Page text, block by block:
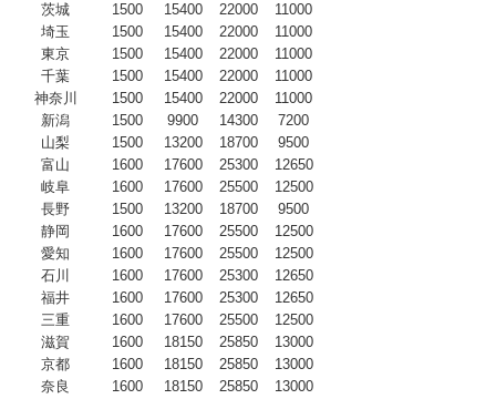
茨城
1500 15400 22000
11000
埼玉
1500 15400 22000
11000
東京
1500 15400 22000
11000
千葉
1500 15400 22000
11000
神奈川
1500 15400 22000
11000
新潟
1500 9900 14300
7200
山梨
1500 13200 18700
9500
富山
1600 17600 25300
12650
岐阜
1600 17600 25500
12500
長野
1500 13200 18700
9500
静岡
1600 17600 25500
12500
愛知
1600 17600 25500
12500
石川
1600 17600 25300
12650
福井
1600 17600 25300
12650
三重
1600 17600 25500
12500
滋賀
1600 18150 25850
13000
京都
1600 18150 25850
13000
奈良
1600 18150 25850
13000